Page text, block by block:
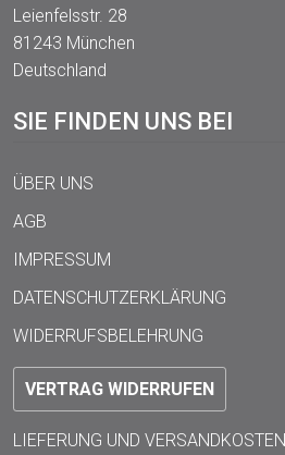
Leienfelsstr. 28
81243 München
Deutschland
SIE FINDEN UNS BEI
ÜBER UNS
AGB
IMPRESSUM
DATENSCHUTZERKLÄRUNG
WIDERRUFSBELEHRUNG
VERTRAG WIDERRUFEN
LIEFERUNG UND VERSANDKOSTEN